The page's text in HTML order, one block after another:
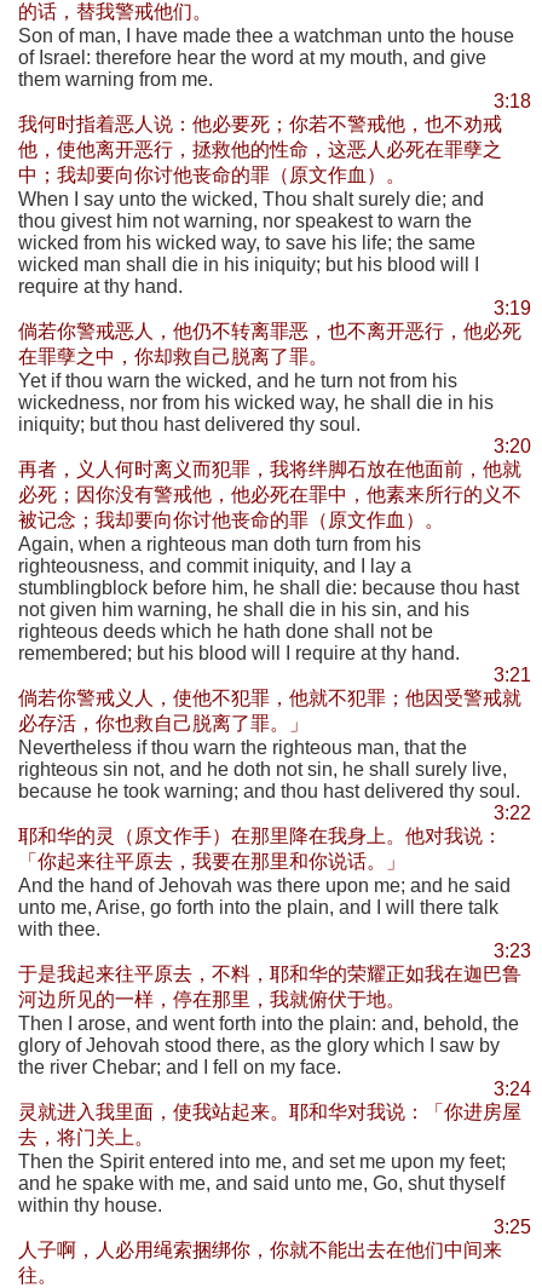
的话，替我警戒他们。
Son of man, I have made thee a watchman unto the house
of Israel: therefore hear the word at my mouth, and give
them warning from me.
3:18
我何时指着恶人说：他必要死；你若不警戒他，也不劝戒
他，使他离开恶行，拯救他的性命，这恶人必死在罪孽之
中；我却要向你讨他丧命的罪（原文作血）。
When I say unto the wicked, Thou shalt surely die; and
thou givest him not warning, nor speakest to warn the
wicked from his wicked way, to save his life; the same
wicked man shall die in his iniquity; but his blood will I
require at thy hand.
3:19
倘若你警戒恶人，他仍不转离罪恶，也不离开恶行，他必死
在罪孽之中，你却救自己脱离了罪。
Yet if thou warn the wicked, and he turn not from his
wickedness, nor from his wicked way, he shall die in his
iniquity; but thou hast delivered thy soul.
3:20
再者，义人何时离义而犯罪，我将绊脚石放在他面前，他就
必死；因你没有警戒他，他必死在罪中，他素来所行的义不
被记念；我却要向你讨他丧命的罪（原文作血）。
Again, when a righteous man doth turn from his
righteousness, and commit iniquity, and I lay a
stumblingblock before him, he shall die: because thou hast
not given him warning, he shall die in his sin, and his
righteous deeds which he hath done shall not be
remembered; but his blood will I require at thy hand.
3:21
倘若你警戒义人，使他不犯罪，他就不犯罪；他因受警戒就
必存活，你也救自己脱离了罪。」
Nevertheless if thou warn the righteous man, that the
righteous sin not, and he doth not sin, he shall surely live,
because he took warning; and thou hast delivered thy soul.
3:22
耶和华的灵（原文作手）在那里降在我身上。他对我说：
「你起来往平原去，我要在那里和你说话。」
And the hand of Jehovah was there upon me; and he said
unto me, Arise, go forth into the plain, and I will there talk
with thee.
3:23
于是我起来往平原去，不料，耶和华的荣耀正如我在迦巴鲁
河边所见的一样，停在那里，我就俯伏于地。
Then I arose, and went forth into the plain: and, behold, the
glory of Jehovah stood there, as the glory which I saw by
the river Chebar; and I fell on my face.
3:24
灵就进入我里面，使我站起来。耶和华对我说：「你进房屋
去，将门关上。
Then the Spirit entered into me, and set me upon my feet;
and he spake with me, and said unto me, Go, shut thyself
within thy house.
3:25
人子啊，人必用绳索捆绑你，你就不能出去在他们中间来
往。